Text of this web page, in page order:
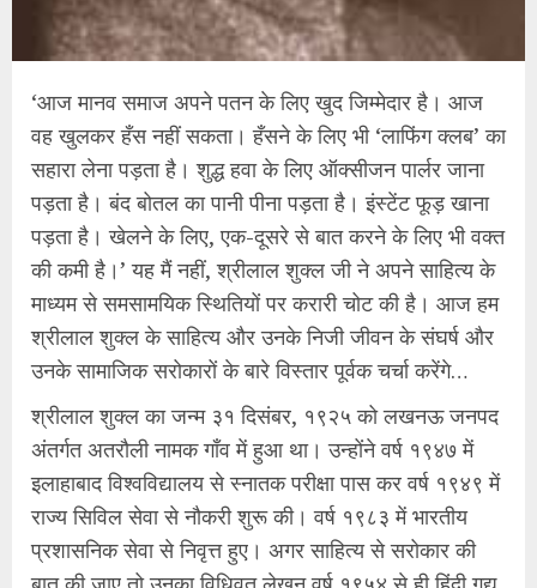
‘आज मानव समाज अपने पतन के लिए खुद जिम्‍मेदार है। आज
वह खुलकर हँस नहीं सकता। हँसने के लिए भी ‘लाफिंग क्लब’ का
सहारा लेना पड़ता है। शुद्ध हवा के लिए ऑक्सीजन पार्लर जाना
पड़ता है। बंद बोतल का पानी पीना पड़ता है। इंस्टेंट फूड़ खाना
पड़ता है। खेलने के लिए, एक-दूसरे से बात करने के लिए भी वक्‍त
की कमी है।’ यह मैं नहीं, श्रीलाल शुक्ल जी ने अपने साहित्य के
माध्यम से समसामयिक स्थितियों पर करारी चोट की है। आज हम
श्रीलाल शुक्ल के साहित्य और उनके निजी जीवन के संघर्ष और
उनके सामाजिक सरोकारों के बारे विस्तार पूर्वक चर्चा करेंगे…
श्रीलाल शुक्ल का जन्म ३१ दिसंबर, १९२५ को लखनऊ जनपद
अंतर्गत अतरौली नामक गाँव में हुआ था। उन्होंने वर्ष १९४७ में
इलाहाबाद विश्वविद्यालय से स्नातक परीक्षा पास कर वर्ष १९४९ में
राज्य सिविल सेवा से नौकरी शुरू की। वर्ष १९८३ में भारतीय
प्रशासनिक सेवा से निवृत्त हुए। अगर साहित्य से सरोकार की